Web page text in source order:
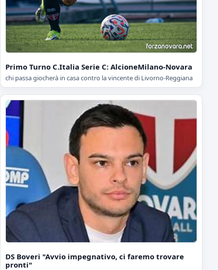
Primo Turno C.Italia Serie C: AlcioneMilano-Novara
chi passa giocherà in casa contro la vincente di Livorno-Reggiana
DS Boveri "Avvio impegnativo, ci faremo trovare
pronti"